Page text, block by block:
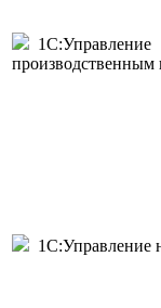
1С:Управление
производственным
1С:Управление